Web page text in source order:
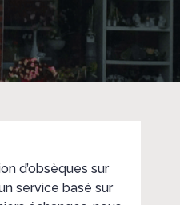
d’obsèques sur
service basé sur